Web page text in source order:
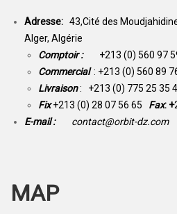
Adresse: 43,Cité des
Alger, Algérie
Comptoir : +213 (0) 560 97
Commercial : +213 (0) 560 89
Livraison: +213 (0) 775 25 35
Fix +213 (0) 28 07 56 65 Fax: +
E-mail :
contact@orbit-dz.com
MAP